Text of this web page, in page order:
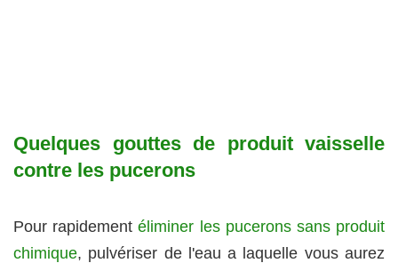
Quelques gouttes de produit vaisselle
contre les pucerons
Pour rapidementéliminer les pucerons sans produit
chimique, pulvériser de l'eau a laquelle vous aurez